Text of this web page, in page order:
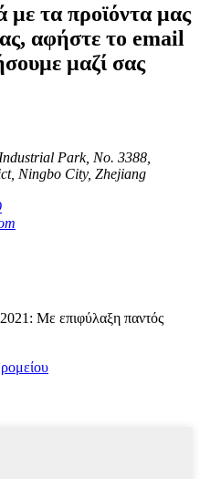
με τα προϊόντα μας
αφήστε το email
μαζί σας
Park, No. 3388,
Ningbo City, Zhejiang
Με επιφύλαξη παντός